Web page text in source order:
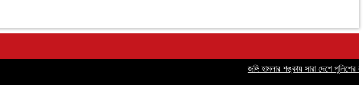
জঙ্গি হামলার শঙ্কায় সারা দেশে পুলিশের হাই